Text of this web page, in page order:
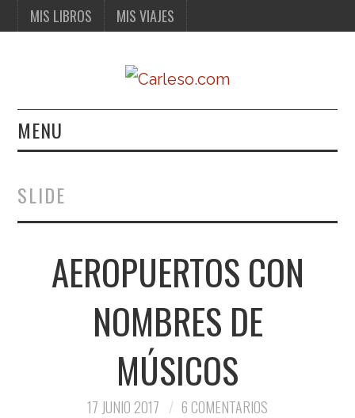
MIS LIBROS MIS VIAJES
MENU
MIS VIAJES
SLIDE
AEROPUERTOS CON
NOMBRES DE
MÚSICOS
17 JUNIO 2017 6 COMENTARIOS